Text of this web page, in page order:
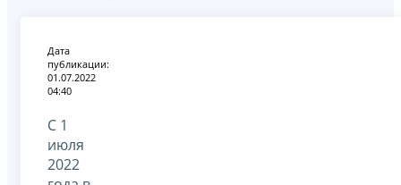
Дата
публикации:
01.07.2022
04:40
С 1
июля
2022